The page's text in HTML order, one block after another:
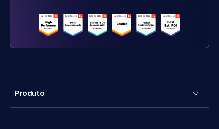
Produto